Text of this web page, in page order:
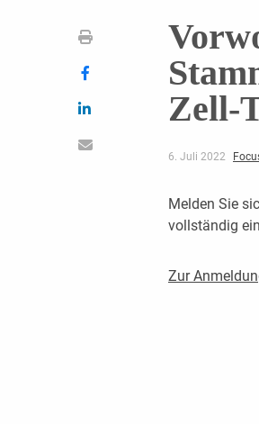
Zell-
6. Juli 2022
Melden Sie
vollständig
Zur